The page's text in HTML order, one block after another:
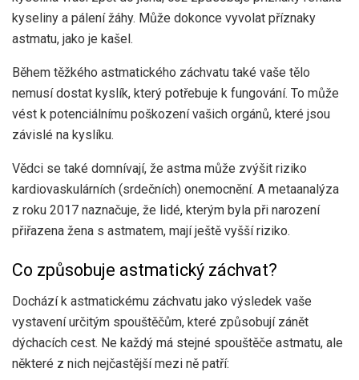
kyseliny a pálení žáhy. Může dokonce vyvolat příznaky
astmatu, jako je kašel.
Během těžkého astmatického záchvatu také vaše tělo
nemusí dostat kyslík, který potřebuje k fungování. To může
vést k potenciálnímu poškození vašich orgánů, které jsou
závislé na kyslíku.
Vědci se také domnívají, že astma může zvýšit riziko
kardiovaskulárních (srdečních) onemocnění. A metaanalýza
z roku 2017 naznačuje, že lidé, kterým byla při narození
přiřazena žena s astmatem, mají ještě vyšší riziko.
Co způsobuje astmatický záchvat?
Dochází k astmatickému záchvatu jako výsledek vaše
vystavení určitým spouštěčům, které způsobují zánět
dýchacích cest. Ne každý má stejné spouštěče astmatu, ale
některé z nich nejčastějšímezi ně patří: